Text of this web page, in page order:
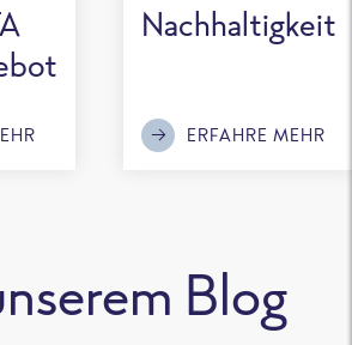
Nachhaltigkeit
ERFAHRE MEHR
Blog